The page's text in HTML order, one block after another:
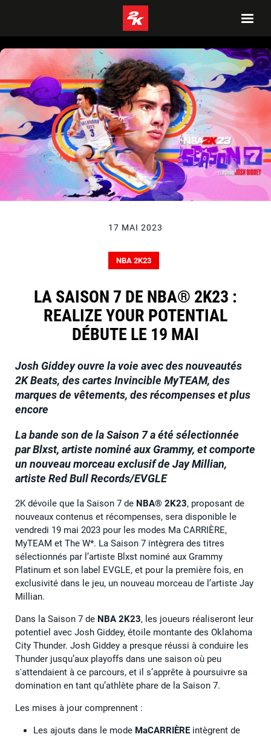
17 MAI 2023
NBA 2K23
LA SAISON 7 DE NBA® 2K23 :
REALIZE YOUR POTENTIAL
DÉBUTE LE 19 MAI
Josh Giddey ouvre la voie avec des nouveautés
2K Beats, des cartes Invincible MyTEAM, des
marques de vêtements, des récompenses et plus
encore
La bande son de la Saison 7 a été sélectionnée
par Blxst, artiste nominé aux Grammy, et comporte
un nouveau morceau exclusif de Jay Millian,
artiste Red Bull Records/EVGLE
2K dévoile que la Saison 7 de NBA® 2K23, proposant de
nouveaux contenus et récompenses, sera disponible le
vendredi 19 mai 2023 pour les modes Ma CARRIÈRE,
MyTEAM et The W*. La Saison 7 intègrera des titres
sélectionnés par l’artiste Blxst nominé aux Grammy
Platinum et son label EVGLE, et pour la première fois, en
exclusivité dans le jeu, un nouveau morceau de l’artiste Jay
Millian.
Dans la Saison 7 de NBA 2K23, les joueurs réaliseront leur
potentiel avec Josh Giddey, étoile montante des Oklahoma
City Thunder. Josh Giddey a presque réussi à conduire les
Thunder jusqu’aux playoffs dans une saison où peu
s'attendaient à ce parcours, et il s’apprête à poursuivre sa
domination en tant qu’athlète phare de la Saison 7.
Les mises à jour comprennent :
Les ajouts dans le mode MaCARRIÈRE intègrent de